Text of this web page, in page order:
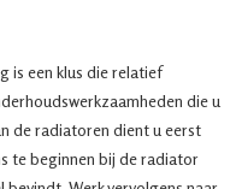
is een klus die relatief
die u
de radiatoren dient u eerst
te beginnen bij de radiator